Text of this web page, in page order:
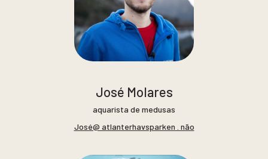
José Molares
aquarista de medusas
José@ atlanterhavsparken . não